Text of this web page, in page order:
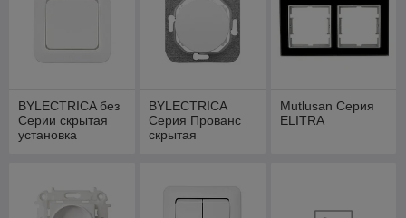
BYLECTRICA без
Серии скрытая
установка
BYLECTRICA
Серия Прованс
скрытая
Mutlusan Серия
ELITRA